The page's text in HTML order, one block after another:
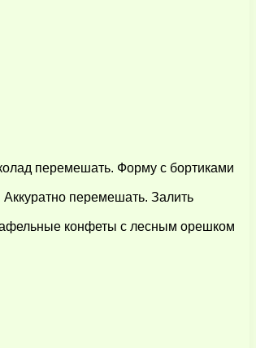
перемешать. Форму с бортиками
перемешать. Залить
конфеты с лесным орешком